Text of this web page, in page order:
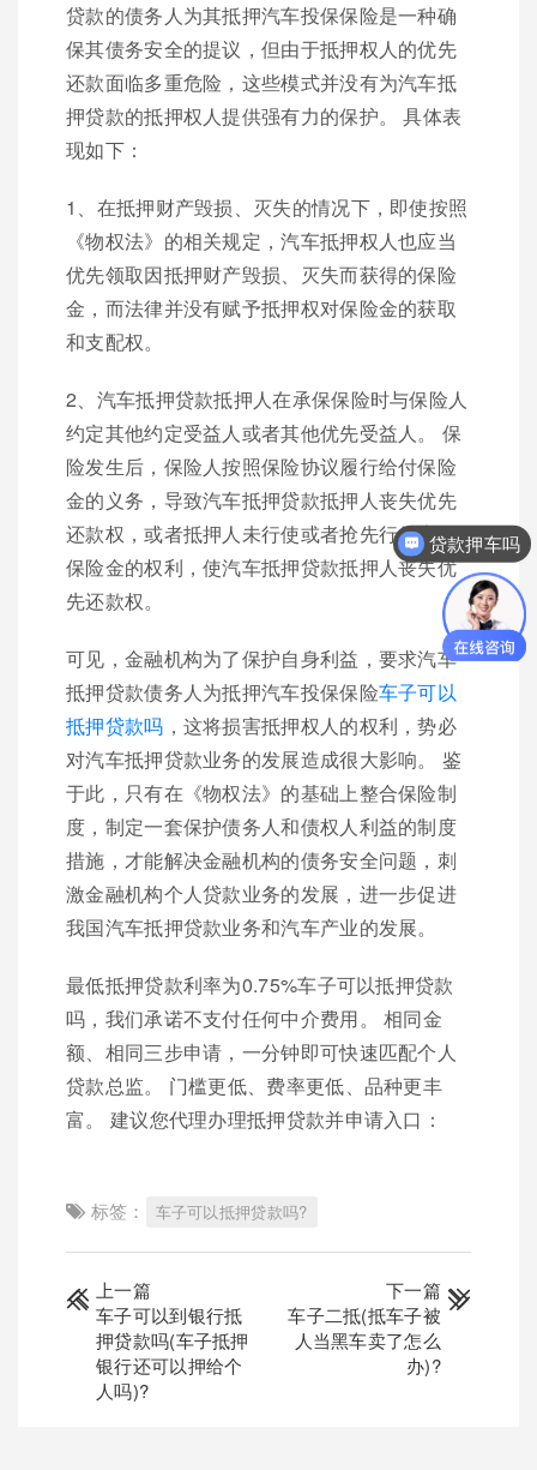
贷款的债务人为其抵押汽车投保保险是一种确
保其债务安全的提议，但由于抵押权人的优先
还款面临多重危险​​，这些模式并没有为汽车抵
押贷款的抵押权人提供强有力的保护。 具体表
现如下：
1、在抵押财产毁损、灭失的情况下，即使按照
《物权法》的相关规定，汽车抵押权人也应当
优先领取因抵押财产毁损、灭失而获得的保险
金，而法律并没有赋予抵押权对保险金的获取
和支配权。
2、汽车抵押贷款抵押人在承保保险时与保险人
约定其他约定受益人或者其他优先受益人。 保
险发生后，保险人按照保险协议履行给付保险
金的义务，导致汽车抵押贷款抵押人丧失优先
还款权，或者抵押人未行使或者抢先行使索取
保险金的权利，使汽车抵押贷款抵押人丧失优
先还款权。
可见，金融机构为了保护自身利益，要求汽车
抵押贷款债务人为抵押汽车投保保险车子可以
抵押贷款吗 ，这将损害抵押权人的权利，势必
对汽车抵押贷款业务的发展造成很大影响。 鉴
于此，只有在《物权法》的基础上整合保险制
度，制定一套保护债务人和债权人利益的制度
措施，才能解决金融机构的债务安全问题，刺
激金融机构个人贷款业务的发展，进一步促进
我国汽车抵押贷款业务和汽车产业的发展。
最低抵押贷款利率为0.75%车子可以抵押贷款
吗，我们承诺不支付任何中介费用。 相同金
额、相同三步申请，一分钟即可快速匹配个人
贷款总监。 门槛更低、费率更低、品种更丰
富。 建议您代理办理抵押贷款并申请入口：
标签： 车子可以抵押贷款吗?
上一篇
车子可以到银行抵
押贷款吗(车子抵押
银行还可以押给个
人吗)?
下一篇
车子二抵(抵车子被
人当黑车卖了怎么
办)?
贷款押车吗